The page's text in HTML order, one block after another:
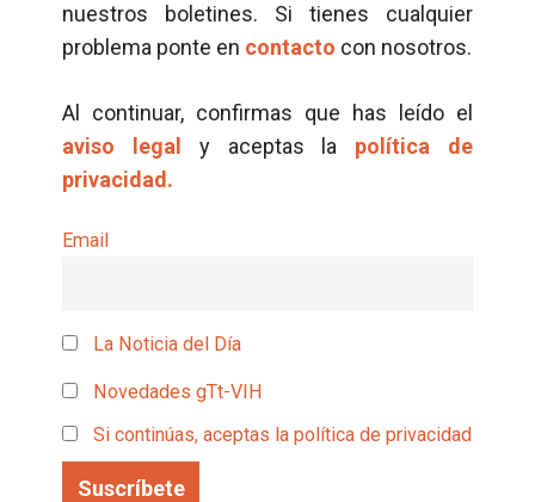
nuestros boletines. Si tienes cualquier
problema ponte en contacto con nosotros.
Al continuar, confirmas que has leído el
aviso legal
y aceptas la política de
privacidad.
Email
La Noticia del Día
Novedades gTt-VIH
Si continúas, aceptas la política de privacidad